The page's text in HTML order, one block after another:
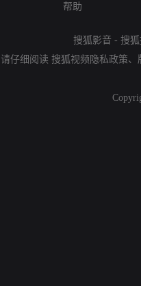
帮助
搜狐影音 - 搜
请仔细阅读 搜狐视频隐私政策、